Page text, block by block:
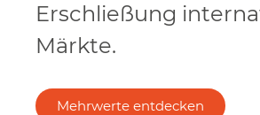
Erschließung
Märkte.
Mehrwerte entdecken